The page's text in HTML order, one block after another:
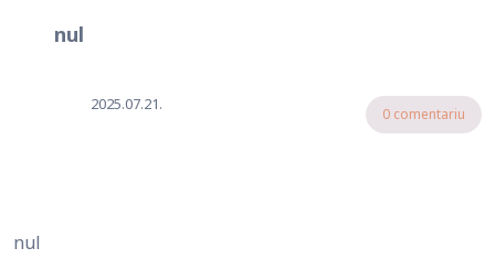
nul
2025.07.21.
0 comentariu
nul